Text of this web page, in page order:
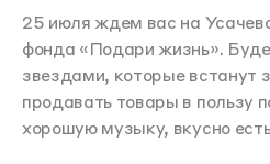
25 июля ждем вас на
фонда «Подари жизнь».
звездами, которые встанут
продавать товары в пользу
хорошую музыку, вкусно